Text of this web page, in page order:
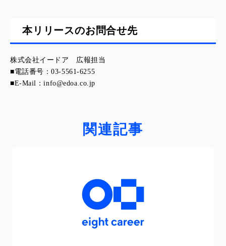
本リリースのお問合せ先
株式会社イードア 広報担当
■電話番号：03-5561-6255
■E-Mail：info@edoa.co.jp
関連記事